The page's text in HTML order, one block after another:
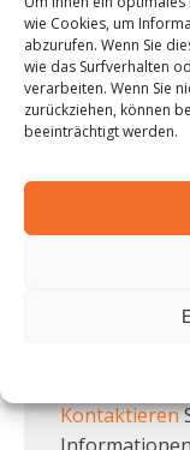
wie Cookies, um
abzurufen. Wenn Sie
wie das Surfverhalten
verarbeiten. Wenn Sie
zurückziehen, können
beeinträchtigt werden.
Bemerkung
Big Bag
richtigen Big
Kontaktieren